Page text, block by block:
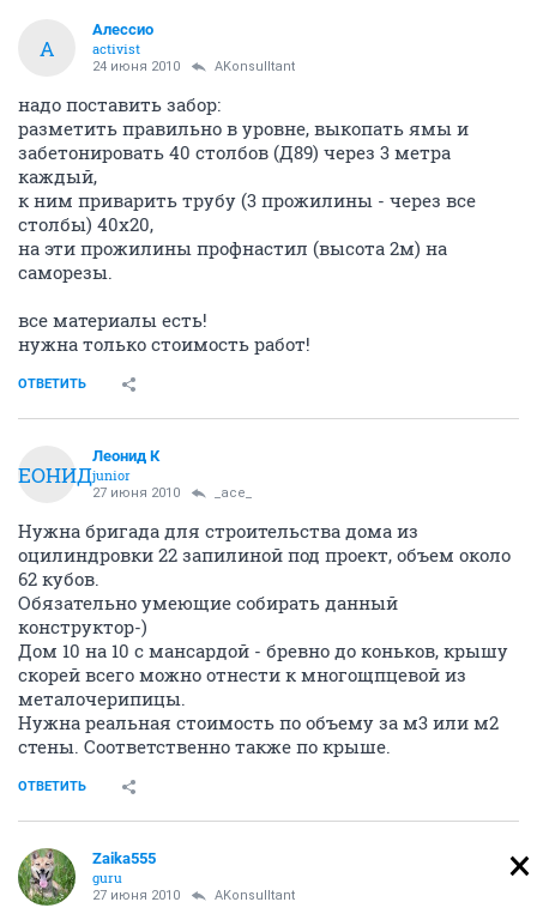
А
Алессио
activist
24 июня 2010 AKonsulltant
надо поставить забор:
разметить правильно в уровне, выкопать ямы и
забетонировать 40 столбов (Д89) через 3 метра
каждый,
к ним приварить трубу (3 прожилины - через все
столбы) 40х20,
на эти прожилины профнастил (высота 2м) на
саморезы.
все материалы есть!
нужна только стоимость работ!
ОТВЕТИТЬ
ЛЕОНИД
Леонид К
junior
27 июня 2010 _ace_
Нужна бригада для строительства дома из
оцилиндровки 22 запилиной под проект, объем около
62 кубов.
Обязательно умеющие собирать данный
конструктор-)
Дом 10 на 10 с мансардой - бревно до коньков, крышу
скорей всего можно отнести к многощпцевой из
металочерипицы.
Нужна реальная стоимость по объему за м3 или м2
стены. Соответственно также по крыше.
ОТВЕТИТЬ
Zaika555
guru
27 июня 2010 AKonsulltant